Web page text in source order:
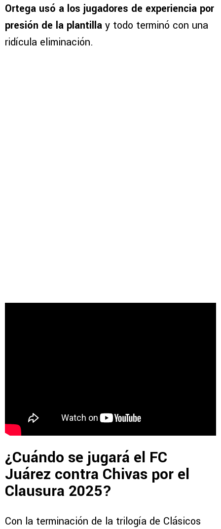
Ortega usó a los jugadores de experiencia por
presión de la plantilla y todo terminó con una
ridícula eliminación.
¿Cuándo se jugará el FC
Juárez contra Chivas por el
Clausura 2025?
Con la terminación de la trilogía de Clásicos